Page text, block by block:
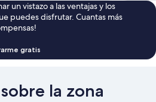
de
85 €
un vistazo a las ventajas y los
puedes disfrutar. Cuantas más
gratis
la zona